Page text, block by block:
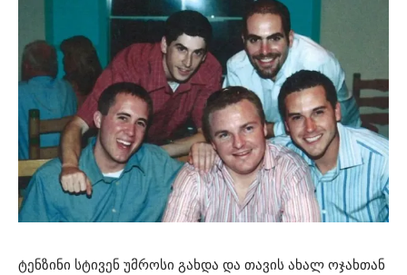
ტენზინი სტივენ უმროსი გახდა და თავის ახალ ოჯახთან